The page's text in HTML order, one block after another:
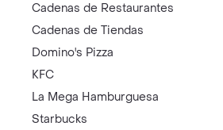
Cadenas de Restaurantes
Cadenas de Tiendas
Domino's Pizza
KFC
La Mega Hamburguesa
Starbucks